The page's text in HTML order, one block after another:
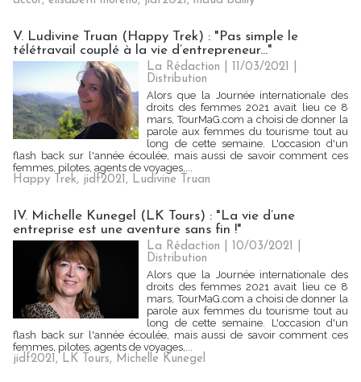
V. Ludivine Truan (Happy Trek) : "Pas simple le
télétravail couplé à la vie d’entrepreneur..."
La Rédaction | 11/03/2021
Distribution
Alors que la Journée internationale des
droits des femmes 2021 avait lieu ce 8
mars, TourMaG.com a choisi de donner la
parole aux femmes du tourisme tout au
long de cette semaine. L'occasion d'un
flash back sur l'année écoulée, mais aussi de savoir comment ces
femmes, pilotes, agents de voyages,...
Happy Trek, jidf2021, Ludivine Truan
IV. Michelle Kunegel (LK Tours) : "La vie d’une
entreprise est une aventure sans fin !"
La Rédaction | 10/03/2021
Distribution
Alors que la Journée internationale des
droits des femmes 2021 avait lieu ce 8
mars, TourMaG.com a choisi de donner la
parole aux femmes du tourisme tout au
long de cette semaine. L'occasion d'un
flash back sur l'année écoulée, mais aussi de savoir comment ces
femmes, pilotes, agents de voyages,...
jidf2021, LK Tours, Michelle Kunegel